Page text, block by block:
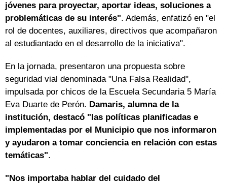
jóvenes para proyectar, aportar ideas, soluciones a
problemáticas de su interés". Además, enfatizó en "el
rol de docentes, auxiliares, directivos que acompañaron
al estudiantado en el desarrollo de la iniciativa".
En la jornada, presentaron una propuesta sobre
seguridad vial denominada "Una Falsa Realidad",
impulsada por chicos de la Escuela Secundaria 5 María
Eva Duarte de Perón. Damaris, alumna de la
institución, destacó "las políticas planificadas e
implementadas por el Municipio que nos informaron
y ayudaron a tomar conciencia en relación con estas
temáticas".
"Nos importaba hablar del cuidado del